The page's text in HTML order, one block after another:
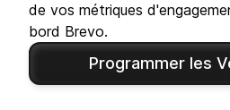
de vos métriques
bord Brevo.
Programmer les